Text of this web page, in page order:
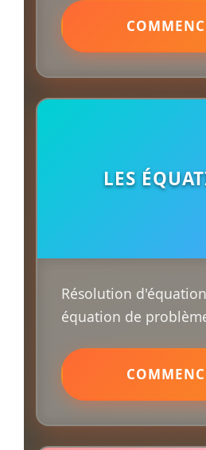
LES
Résolution
équation de